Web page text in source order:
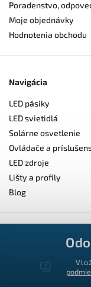
Poradenstvo,
Moje objednávky
Hodnotenia obchodu
Navigácia
LED pásiky
LED svietidlá
Solárne osvetlenie
Ovládače a
LED zdroje
Lišty a profily
Blog